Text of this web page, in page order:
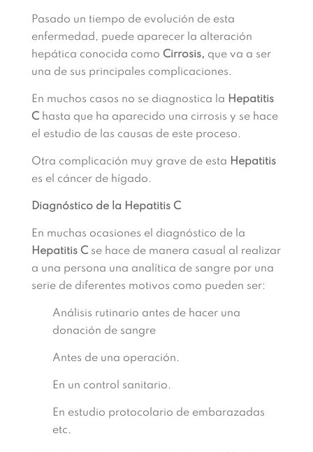
Pasado un tiempo de evolución de esta
enfermedad, puede aparecer la alteración
hepática conocida como Cirrosis, que va a ser
una de sus principales complicaciones.
En muchos casos no se diagnostica la Hepatitis
Chasta que ha aparecido una cirrosis y se hace
el estudio de las causas de este proceso.
Otra complicación muy grave de esta Hepatitis
es el cáncer de hígado.
Diagnóstico de la Hepatitis C
En muchas ocasiones el diagnóstico de la
Hepatitis Cse hace de manera casual al realizar
a una persona una analítica de sangre por una
serie de diferentes motivos como pueden ser:
Análisis rutinario antes de hacer una
donación de sangre
Antes de una operación.
En un control sanitario.
En estudio protocolario de embarazadas
etc.